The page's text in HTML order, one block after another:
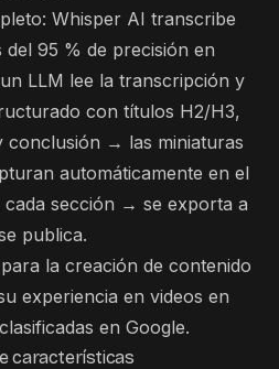
Whisper AI transcribe
del 95 % de precisión en
LLM lee la transcripción y
con títulos H2/H3,
→ las miniaturas
automáticamente en el
sección → se exporta a
publica.
la creación de contenido
experiencia en videos en
en Google.
características